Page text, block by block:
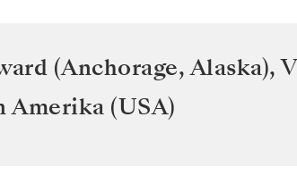
(Anchorage, Alaska),
Amerika (USA)